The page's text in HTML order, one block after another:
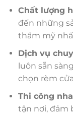
Chất lượng
đến những
thẩm mỹ
Dịch vụ
luôn sẵn
chọn rèm
Thi công
tận nơi, đảm